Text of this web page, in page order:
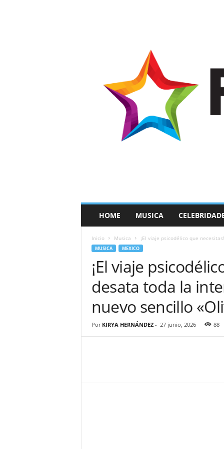
a
HOME MUSICA
Inicio Musica ¡El viaje psicodélico que
MUSICA MEXICO
¡El viaje
desata toda la
nuevo sencillo
Por KIRYA HERNÁNDEZ- 27 junio, 2026 88